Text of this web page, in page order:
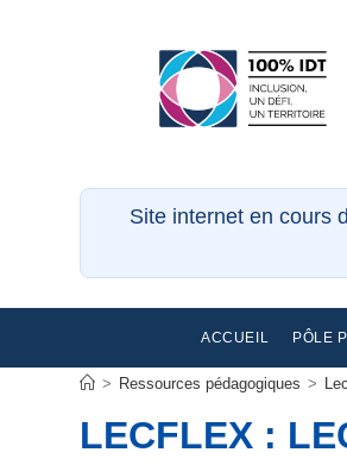
Site internet en cours
ACCUEIL PÔLE
LECFLEX :
> Ressources pédagogiques >